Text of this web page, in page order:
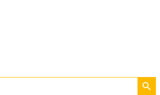
Search Button